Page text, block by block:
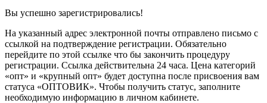
Вы успешно зарегистрировались!
На указанный адрес электронной почты отправлено письмо с
ссылкой на подтверждение регистрации. Обязательно
перейдите по этой ссылке что бы закончить процедуру
регистрации. Ссылка действительна 24 часа. Цена категорий
«опт» и «крупный опт» будет доступна после присвоения вам
статуса «ОПТОВИК». Чтобы получить статус, заполните
необходимую информацию в личном кабинете.